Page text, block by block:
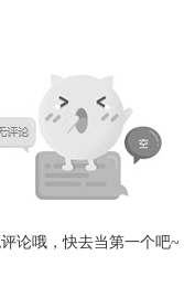
论哦，快去当第一个吧~